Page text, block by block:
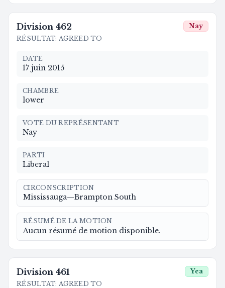
Division 462
RÉSULTAT: AGREED TO
Nay
DATE
17 juin 2015
CHAMBRE
lower
VOTE DU REPRÉSENTANT
Nay
PARTI
Liberal
CIRCONSCRIPTION
Mississauga—Brampton South
RÉSUMÉ DE LA MOTION
Aucun résumé de motion disponible.
Division 461
RÉSULTAT: AGREED TO
Yea